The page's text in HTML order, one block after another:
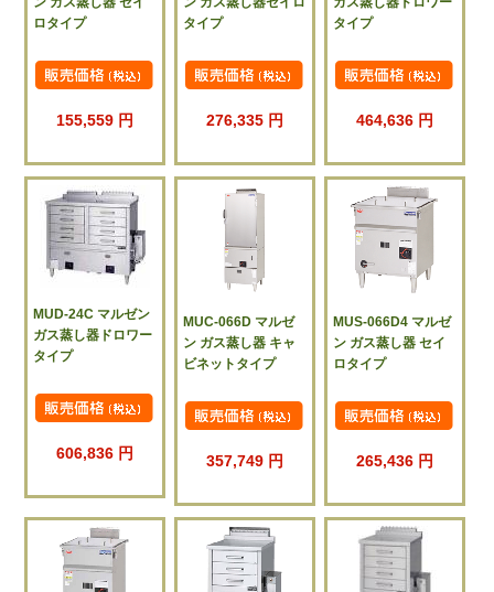
ロタイプ
155,559 円
タイプ
276,335 円
タイプ
464,636 円
MUD-24C マルゼン
ガス蒸し器ドロワー
タイプ
606,836 円
MUC-066D マルゼ
ン ガス蒸し器 キャ
ビネットタイプ
357,749 円
MUS-066D4 マルゼ
ン ガス蒸し器 セイ
ロタイプ
265,436 円